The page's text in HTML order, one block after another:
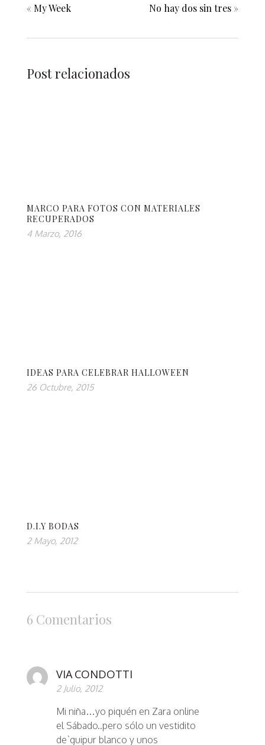
« My Week No hay dos sin tres »
Post relacionados
MARCO PARA FOTOS CON MATERIALES
RECUPERADOS
4 Marzo, 2016
IDEAS PARA CELEBRAR HALLOWEEN
26 Octubre, 2015
D.I.Y BODAS
2 Mayo, 2012
6 Comentarios
VIA CONDOTTI
2 Julio, 2012
Mi niña…yo piquén en Zara online
el Sábado..pero sólo un vestidito
de`guipur blanco y unos